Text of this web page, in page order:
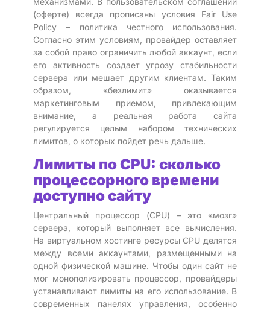
(оферте) всегда прописаны условия Fair Use
Policy – политика честного использования.
Согласно этим условиям, провайдер оставляет
за собой право ограничить любой аккаунт, если
его активность создает угрозу стабильности
сервера или мешает другим клиентам. Таким
образом, «безлимит» оказывается
маркетинговым приемом, привлекающим
внимание, а реальная работа сайта
регулируется целым набором технических
лимитов, о которых пойдет речь дальше.
Лимиты по CPU: сколько
процессорного времени
доступно сайту
Центральный процессор (CPU) – это «мозг»
сервера, который выполняет все вычисления.
На виртуальном хостинге ресурсы CPU делятся
между всеми аккаунтами, размещенными на
одной физической машине. Чтобы один сайт не
мог монополизировать процессор, провайдеры
устанавливают лимиты на его использование. В
современных панелях управления, особенно